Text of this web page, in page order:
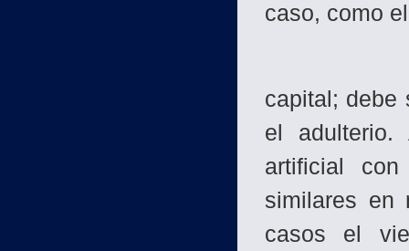
caso, como
capital; debe
el adulterio.
artificial
similares en
casos el